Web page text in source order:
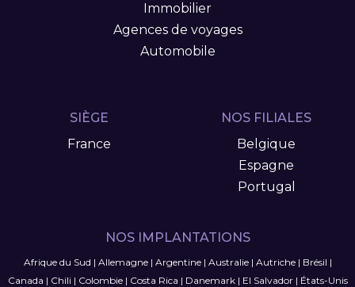
Immobilier
Agences de voyages
Automobile
SIÈGE
France
NOS FILIALES
Belgique
Espagne
Portugal
NOS IMPLANTATIONS
Afrique du Sud | Allemagne| Argentine| Australie| Autriche| Brésil |
Canada | Chili | Colombie| Costa Rica | Danemark| El Salvador| États-Unis